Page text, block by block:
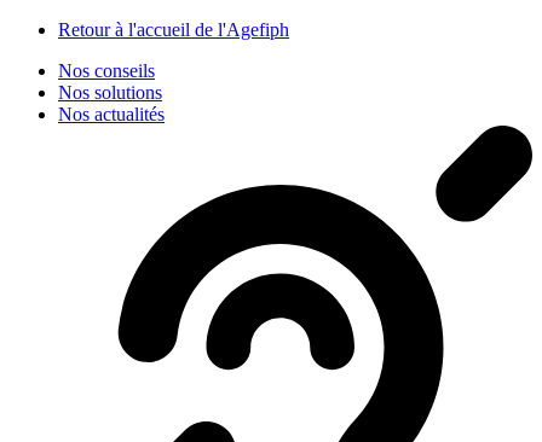
Retour à l'accueil de l'Agefiph
Nos conseils
Nos solutions
Nos actualités